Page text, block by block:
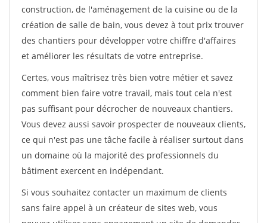
construction, de l'aménagement de la cuisine ou de la
création de salle de bain, vous devez à tout prix trouver
des chantiers pour développer votre chiffre d'affaires
et améliorer les résultats de votre entreprise.
Certes, vous maîtrisez très bien votre métier et savez
comment bien faire votre travail, mais tout cela n'est
pas suffisant pour décrocher de nouveaux chantiers.
Vous devez aussi savoir prospecter de nouveaux clients,
ce qui n'est pas une tâche facile à réaliser surtout dans
un domaine où la majorité des professionnels du
bâtiment exercent en indépendant.
Si vous souhaitez contacter un maximum de clients
sans faire appel à un créateur de sites web, vous